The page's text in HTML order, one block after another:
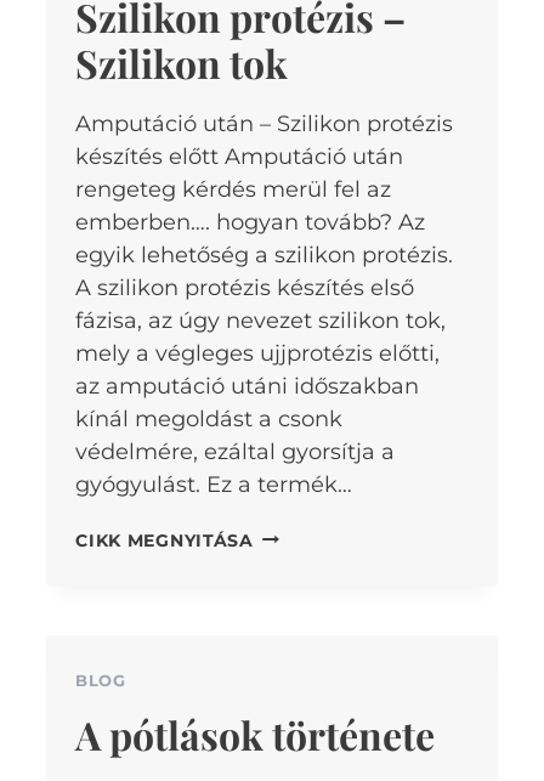
Szilikon protézis –
Szilikon tok
Amputáció után – Szilikon protézis
készítés előtt Amputáció után
rengeteg kérdés merül fel az
emberben…. hogyan tovább? Az
egyik lehetőség a szilikon protézis.
A szilikon protézis készítés első
fázisa, az úgy nevezet szilikon tok,
mely a végleges ujjprotézis előtti,
az amputáció utáni időszakban
kínál megoldást a csonk
védelmére, ezáltal gyorsítja a
gyógyulást. Ez a termék…
CIKK MEGNYITÁSA SZILIKON
BLOG
A pótlások története